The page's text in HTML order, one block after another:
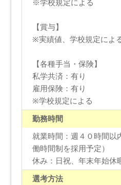
※学校規定による
【賞与】
※実績値、学校規定によ
【各種手当・保険】
私学共済：有り
雇用保険：有り
※学校規定による
勤務時間
就業時間：週４０時間以
働時間制を採用予定）
休み：日祝、年末年始休
選考方法